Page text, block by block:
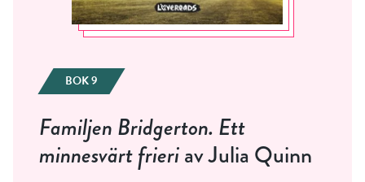
BOK 9
Familjen Bridgerton. Ett
minnesvärt frieriav Julia Quinn